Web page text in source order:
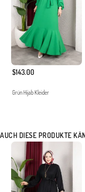
$143.00
Grün Hijab Kleider
AUCH DIESE PRODUKTE